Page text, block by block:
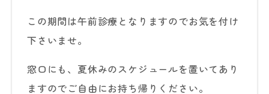
この期間は午前診療となりますのでお気を付け
下さいませ。
窓口にも、夏休みのスケジュールを置いてあり
ますのでご自由にお持ち帰りください。